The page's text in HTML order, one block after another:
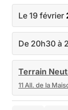
Le 19 février
De 20h30 à
Terrain
11 All. de la